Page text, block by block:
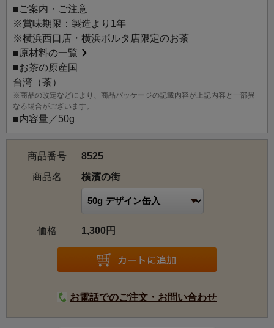
ージしたデザインです。
横浜を旅した気分になれる楽しい雰囲気のパッケージは、
お土産や贈りものにもおすすめです。
横濱の街：異国情緒あふれる街にふさわしく、台湾の烏龍
茶と日本の緑茶をブレンドしたやわらかな風味のお茶。ア
プリコットとココナツの甘い香りに包まれます。
■ご案内・ご注意
※賞味期限：製造より1年
※横浜西口店・横浜ポルタ店限定のお茶
■原材料の一覧
■お茶の原産国
台湾（茶）
※商品の改定などにより、商品パッケージの記載内容が上記内容と一部異
なる場合がございます。
■内容量／50g
商品番号
8525
商品名
横濱の街
価格 1,300円
お電話でのご注文・お問い合わせ